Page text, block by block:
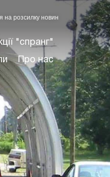
на розсилку новин
"спранг"
Про нас